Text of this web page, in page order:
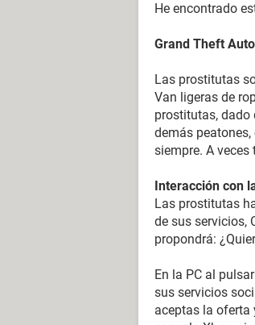
He encontrado
Grand Theft
Las prostitutas
Van ligeras de
prostitutas, dado
demás
siempre. A
Interacción con
Las prostitutas
de sus servicios,
propondrá:
En la PC al
sus servicios
aceptas la oferta